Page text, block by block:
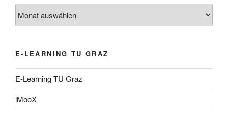
E-LEARNING TU GRAZ
E-Learning TU Graz
iMooX